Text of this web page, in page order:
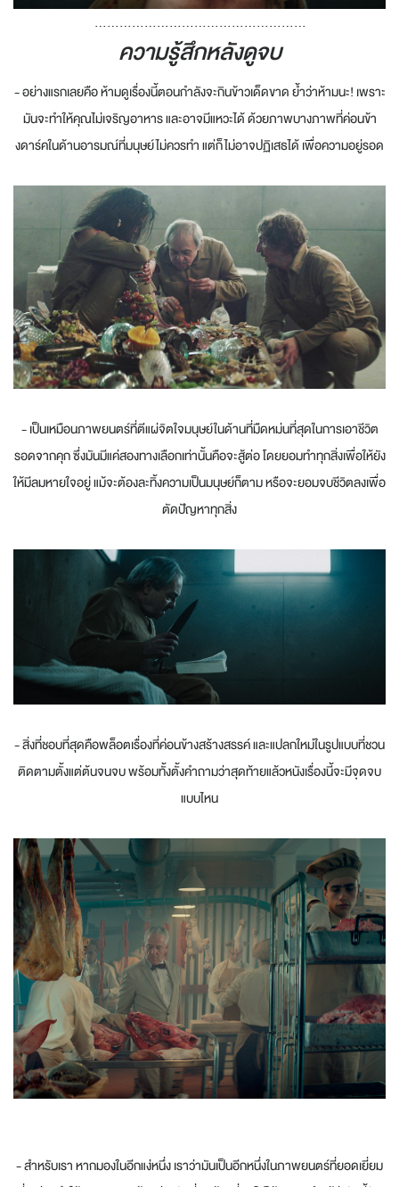
...................................................
ความรู้สึกหลังดูจบ
- อย่างแรกเลยคือ ห้ามดูเรื่องนี้ตอนกำลังจะกินข้าวเด็ดขาด ย้ำว่าห้ามนะ! เพราะ
มันจะทำให้คุณไม่เจริญอาหาร และอาจมีแหวะได้ ด้วยภาพบางภาพที่ค่อนข้า
งดาร์คในด้านอารมณ์ที่มนุษย์ไม่ควรทำ แต่ก็ไม่อาจปฏิเสธได้ เพื่อความอยู่รอด
- เป็นเหมือนภาพยนตร์ที่ตีแผ่จิตใจมนุษย์ในด้านที่มืดหม่นที่สุดในการเอาชีวิต
รอดจากคุก ซึ่งมันมีแค่สองทางเลือกเท่านั้นคือจะสู้ต่อ โดยยอมทำทุกสิ่งเพื่อให้ยัง
ให้มีลมหายใจอยู่ แม้จะต้องละทิ้งความเป็นมนุษย์ก็ตาม หรือจะยอมจบชีวิตลงเพื่อ
ตัดปัญหาทุกสิ่ง
- สิ่งที่ชอบที่สุดคือพล็อตเรื่องที่ค่อนข้างสร้างสรรค์ และแปลกใหม่ในรูปแบบที่ชวน
ติดตามตั้งแต่ต้นจนจบ พร้อมทั้งตั้งคำถามว่าสุดท้ายแล้วหนังเรื่องนี้จะมีจุดจบ
แบบไหน
- สำหรับเรา หากมองในอีกแง่หนึ่ง เราว่ามันเป็นอีกหนึ่งในภาพยนตร์ที่ยอดเยี่ยม